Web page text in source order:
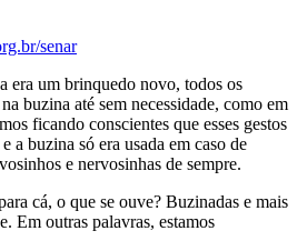
era um brinquedo novo, todos os
buzina até sem necessidade, como em
ficando conscientes que esses gestos
a buzina só era usada em caso de
e nervosinhas de sempre.
cá, o que se ouve? Buzinadas e mais
Em outras palavras, estamos